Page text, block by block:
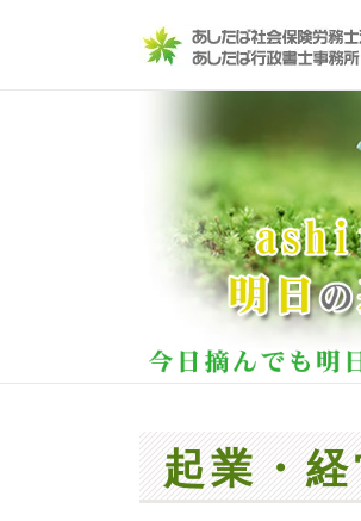
起業・